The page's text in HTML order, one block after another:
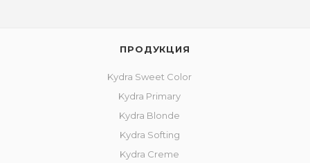
ПРОДУКЦИЯ
Kydra Sweet Color
Kydra Primary
Kydra Blonde
Kydra Softing
Kydra Creme